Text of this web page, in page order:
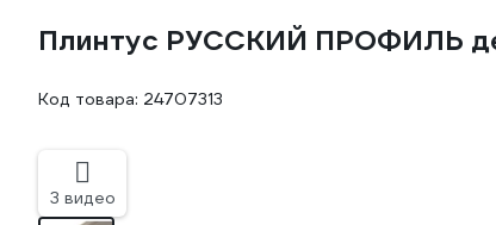
Плинтус РУССКИЙ ПРОФИЛЬ
Код товара: 24707313
3 видео